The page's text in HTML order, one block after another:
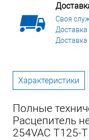
Своя
Доставка
Характеристики
Полные
Расцепитель
254VAC T125-